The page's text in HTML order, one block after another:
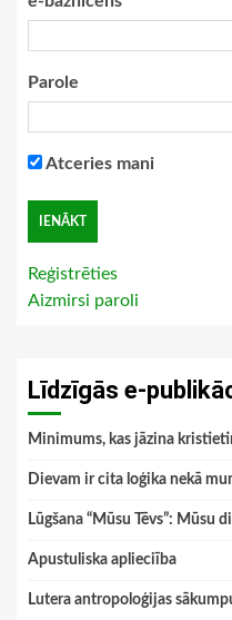
Parole
Atceries mani
Reģistrēties
Aizmirsi paroli
Līdzīgās e-
Minimums, kas jāzina
Dievam ir cita loģika nekā
Lūgšana “Mūsu Tēvs”: Mūsu
Apustuliska aplieciība
Lutera antropoloģijas